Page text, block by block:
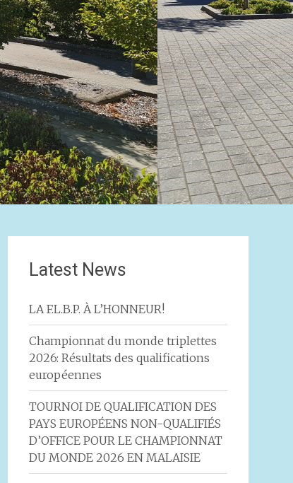
Latest News
LA F.L.B.P. À L’HONNEUR!
Championnat du monde triplettes
2026: Résultats des qualifications
européennes
TOURNOI DE QUALIFICATION DES
PAYS EUROPÉENS NON-QUALIFIÉS
D’OFFICE POUR LE CHAMPIONNAT
DU MONDE 2026 EN MALAISIE